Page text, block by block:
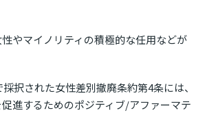
やマイノリティの積極的な任用などが
択された女性差別撤廃条約第4条には、
進するためのポジティブ/アファーマテ